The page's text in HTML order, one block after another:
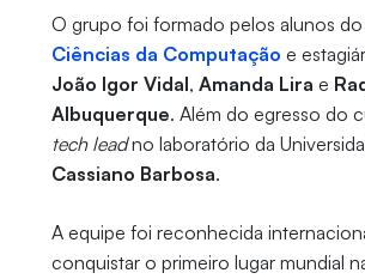
O grupo foi formado pelos alunos
Ciências da Computação e
João Igor Vidal, Amanda Lira e
Albuquerque. Além do egresso do
tech leadno laboratório da
Cassiano Barbosa.
A equipe foi reconhecida
conquistar o primeiro lugar mundial